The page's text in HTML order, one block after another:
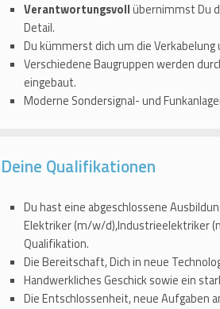
Verantwortungsvollübernimmst Du
Detail.
Du kümmerst dich um die
Verschiedene Baugruppen werden
eingebaut.
Moderne Sondersignal- und
Deine Qualifikationen
Du hast eine abgeschlossene
Elektriker (m/w/d),Industrieelektriker
Qualifikation.
Die Bereitschaft, Dich in neue
Handwerkliches Geschick sowie ein
Die Entschlossenheit, neue Aufgaben